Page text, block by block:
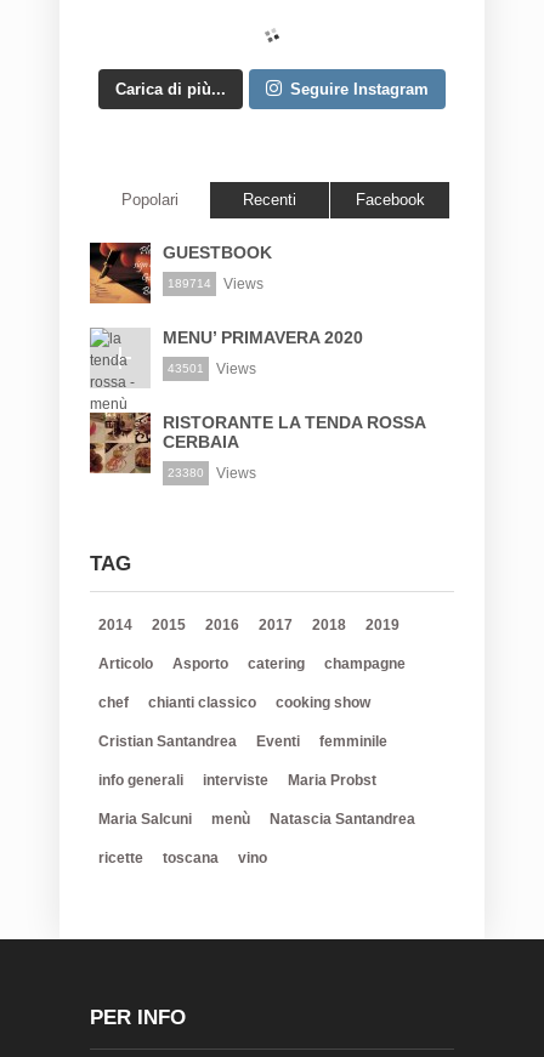
Carica di più... Seguire Instagram
Popolari Recenti Facebook
GUESTBOOK
189714 Views
MENU’ PRIMAVERA 2020
43501 Views
RISTORANTE LA TENDA ROSSA
CERBAIA
23380 Views
TAG
2014 2015 2016 2017 2018 2019
Articolo Asporto catering champagne
chef chianti classico cooking show
Cristian Santandrea Eventi femminile
info generali interviste Maria Probst
Maria Salcuni menù Natascia Santandrea
ricette toscana vino
PER INFO